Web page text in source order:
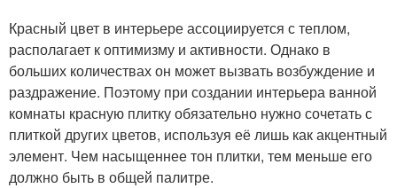
Красный цвет в интерьере ассоциируется с теплом,
располагает к оптимизму и активности. Однако в
больших количествах он может вызвать возбуждение и
раздражение. Поэтому при создании интерьера ванной
комнаты красную плитку обязательно нужно сочетать с
плиткой других цветов, используя её лишь как акцентный
элемент. Чем насыщеннее тон плитки, тем меньше его
должно быть в общей палитре.